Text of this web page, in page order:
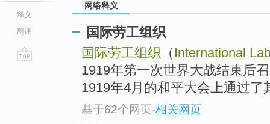
释义
翻译
网络释义
国际劳工组织
国际劳工组织 （ International
1919年第一次世界大战结束后
1919年4月的和平大会上通过了
基于62个网页-相关网页